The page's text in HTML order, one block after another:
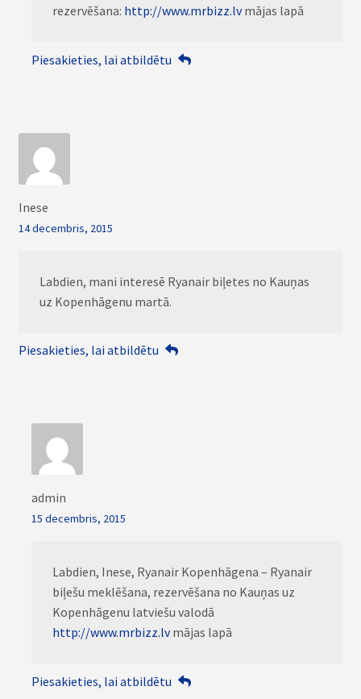
rezervēšana: http://www.mrbizz.lvmājas lapā
Piesakieties, lai atbildētu
Inese
14 decembris, 2015
Labdien, mani interesē Ryanair biļetes no Kauņas
uz Kopenhāgenu martā.
Piesakieties, lai atbildētu
admin
15 decembris, 2015
Labdien, Inese, Ryanair Kopenhāgena – Ryanair
biļešu meklēšana, rezervēšana no Kauņas uz
Kopenhāgenu latviešu valodā
http://www.mrbizz.lvmājas lapā
Piesakieties, lai atbildētu